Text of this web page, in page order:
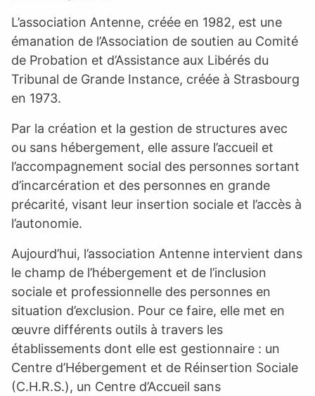
L’association Antenne, créée en 1982, est une
émanation de l’Association de soutien au Comité
de Probation et d’Assistance aux Libérés du
Tribunal de Grande Instance, créée à Strasbourg
en 1973.
Par la création et la gestion de structures avec
ou sans hébergement, elle assure l’accueil et
l’accompagnement social des personnes sortant
d’incarcération et des personnes en grande
précarité, visant leur insertion sociale et l’accès à
l’autonomie.
Aujourd’hui, l’association Antenne intervient dans
le champ de l’hébergement et de l’inclusion
sociale et professionnelle des personnes en
situation d’exclusion. Pour ce faire, elle met en
œuvre différents outils à travers les
établissements dont elle est gestionnaire : un
Centre d’Hébergement et de Réinsertion Sociale
(C.H.R.S.), un Centre d’Accueil sans